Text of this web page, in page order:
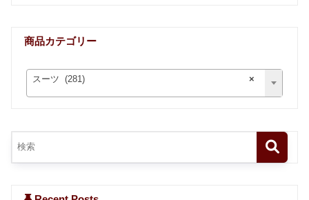
商品カテゴリー
×
スーツ (281)